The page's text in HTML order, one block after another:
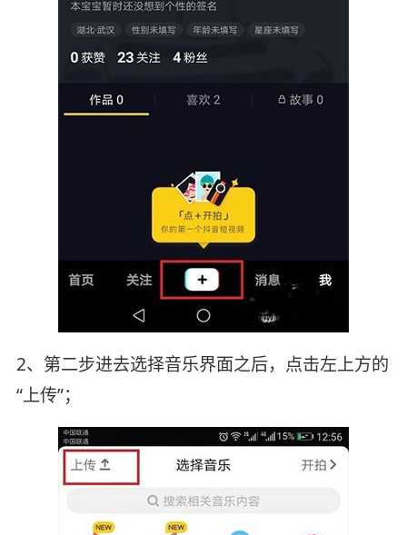
2、第二步进去选择音乐界面之后，点击左上方的
“上传”；